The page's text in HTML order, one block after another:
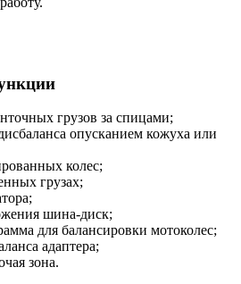
грузов за спицами;
опусканием кожуха или
колес;
грузах;
шина-диск;
для балансировки мотоколес;
адаптера;
зона.